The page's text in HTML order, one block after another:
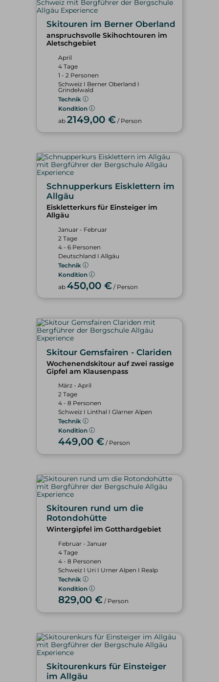
Skitouren im Berner Oberland
anspruchsvolle Skihochtouren im
Aletschgebiet
April
4 Tage
1 - 2 Personen
Schweiz I Berner Oberland I
Grindelwald
Technik
Kondition
ab 2149,00 € / Person
Schnupperkurs Eisklettern im
Allgäu
Eiskletterkurs für Einsteiger im
Allgäu
Januar - Februar
2 Tage
4 - 6 Personen
Deutschland I Allgäu
Technik
Kondition
ab 450,00 € / Person
Skitour Gemsfairen - Clariden
Wochenendskitour auf zwei rassige
Gipfel am Klausenpass
März - April
2 Tage
4 - 8 Personen
Schweiz I Linthal I Glarner Alpen
Technik
Kondition
449,00 € / Person
Skitouren rund um die
Rotondohütte
Wintergipfel im Gotthardgebiet
Februar - Januar
4 Tage
4 - 8 Personen
Schweiz I Uri I Urner Alpen I Realp
Technik
Kondition
829,00 € / Person
Skitourenkurs für Einsteiger
im Allgäu